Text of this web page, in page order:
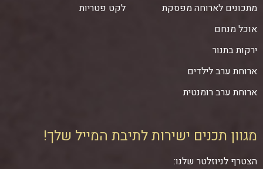
מתכונים לארוחה מפסקת
אוכל מנחם
ירקות בתנור
ארוחת ערב לילדים
ארוחת ערב רומנטית
לקט פטריות
מגוון תכנים ישירות לתיבת המייל שלך!
הצטרף לניוזלטר שלנו: